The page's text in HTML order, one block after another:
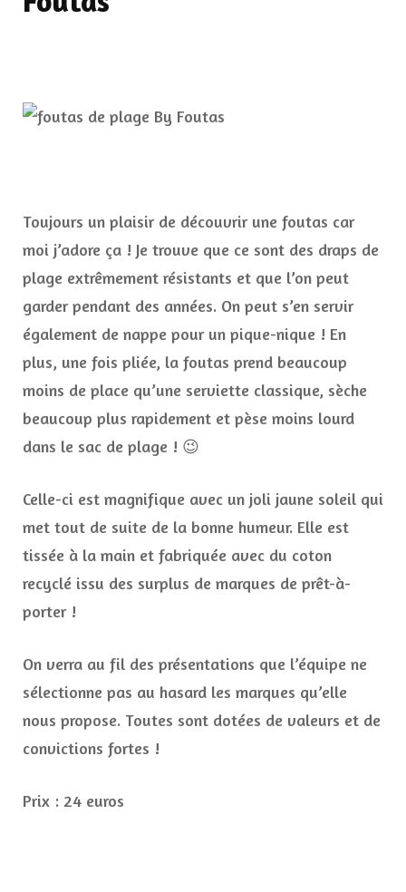
Toujours un plaisir de découvrir une foutas car
moi j’adore ça ! Je trouve que ce sont des draps de
plage extrêmement résistants et que l’on peut
garder pendant des années. On peut s’en servir
également de nappe pour un pique-nique ! En
plus, une fois pliée, la foutas prend beaucoup
moins de place qu’une serviette classique, sèche
beaucoup plus rapidement et pèse moins lourd
dans le sac de plage ! 😉
Celle-ci est magnifique avec un joli jaune soleil qui
met tout de suite de la bonne humeur. Elle est
tissée à la main et fabriquée avec du coton
recyclé issu des surplus de marques de prêt-à-
porter !
On verra au fil des présentations que l’équipe ne
sélectionne pas au hasard les marques qu’elle
nous propose. Toutes sont dotées de valeurs et de
convictions fortes !
Prix : 24 euros